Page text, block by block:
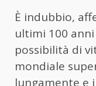
È indubbio,
ultimi 100
possibilità di
mondiale
lungamente e